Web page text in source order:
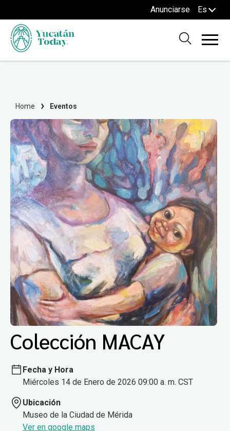
Anunciarse Es
Home Eventos
Colección MACAY
Fecha y Hora
Miércoles 14 de Enero de 2026 09:00 a. m. CST
Ubicación
Museo de la Ciudad de Mérida
Ver en google maps